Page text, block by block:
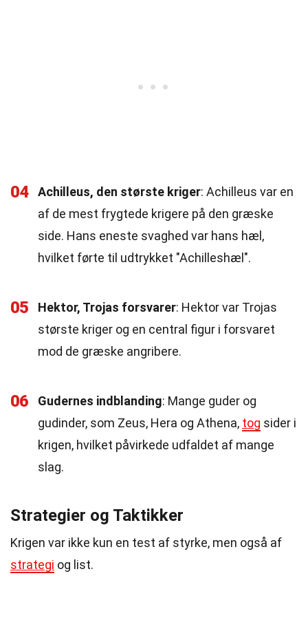
04 Achilleus, den største kriger: Achilleus var en
af de mest frygtede krigere på den græske
side. Hans eneste svaghed var hans hæl,
hvilket førte til udtrykket "Achilleshæl".
05 Hektor, Trojas forsvarer: Hektor var Trojas
største kriger og en central figur i forsvaret
mod de græske angribere.
06 Gudernes indblanding: Mange guder og
gudinder, som Zeus, Hera og Athena, tog sider i
krigen, hvilket påvirkede udfaldet af mange
slag.
Strategier og Taktikker
Krigen var ikke kun en test af styrke, men også af
strategi og list.